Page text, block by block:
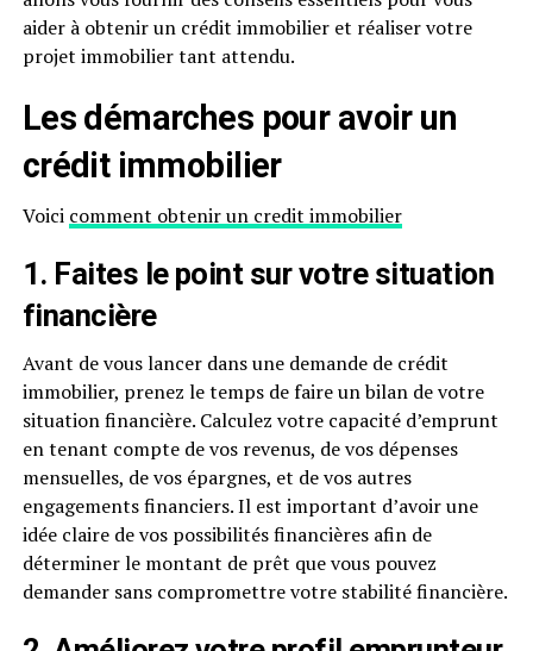
aider à obtenir un crédit immobilier et réaliser votre
projet immobilier tant attendu.
Les démarches pour avoir un
crédit immobilier
Voici comment obtenir un credit immobilier
1. Faites le point sur votre situation
financière
Avant de vous lancer dans une demande de crédit
immobilier, prenez le temps de faire un bilan de votre
situation financière. Calculez votre capacité d’emprunt
en tenant compte de vos revenus, de vos dépenses
mensuelles, de vos épargnes, et de vos autres
engagements financiers. Il est important d’avoir une
idée claire de vos possibilités financières afin de
déterminer le montant de prêt que vous pouvez
demander sans compromettre votre stabilité financière.